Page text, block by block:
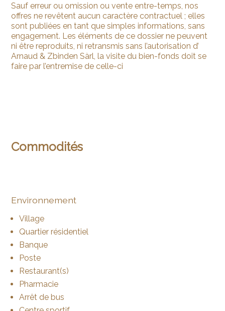
Sauf erreur ou omission ou vente entre-temps, nos
offres ne revêtent aucun caractère contractuel ; elles
sont publiées en tant que simples informations, sans
engagement. Les éléments de ce dossier ne peuvent
ni être reproduits, ni retransmis sans l’autorisation d’
Arnaud & Zbinden Sàrl, la visite du bien-fonds doit se
faire par l’entremise de celle-ci
Commodités
Environnement
Village
Quartier résidentiel
Banque
Poste
Restaurant(s)
Pharmacie
Arrêt de bus